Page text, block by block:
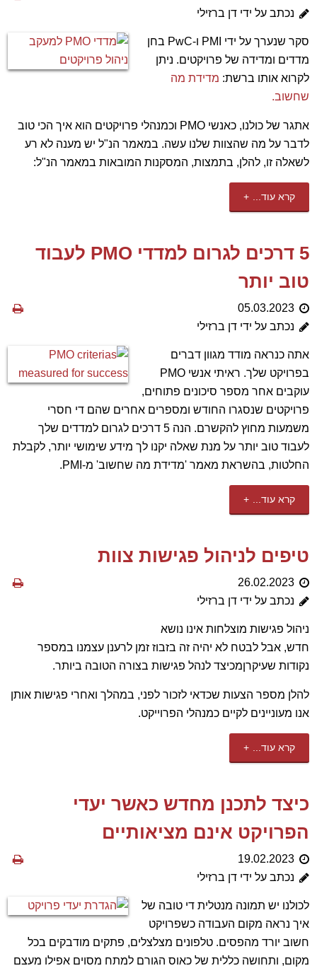
נכתב על ידי דן ברזילי
סקר שנערך על ידי PMI ו-PwC בחן
מדדים ומדידה של פרויקטים. ניתן
לקרוא אותו ברשת: מדידת מה
שחשוב.
אתגר של כולנו, כאנשי PMO וכמנהלי פרויקטים הוא איך הכי טוב
לדבר על מה שהצוות שלנו עשה. במאמר הנ"ל יש מענה לא רע
לשאלה זו, להלן, בתמצות, המסקנות המובאות במאמר הנ"ל:
קרא עוד...
5 דרכים לגרום למדדי PMO לעבוד
טוב יותר
05.03.2023
נכתב על ידי דן ברזילי
אתה כנראה מודד מגוון דברים
בפרויקט שלך. ראיתי אנשי PMO
עוקבים אחר מספר סיכונים פתוחים,
פרויקטים שנסגרו החודש ומספרים אחרים שהם די חסרי
משמעות מחוץ להקשרם. הנה 5 דרכים לגרום למדדים שלך
לעבוד טוב יותר על מנת שאלה יקנו לך מידע שימושי יותר, לקבלת
החלטות, בהשראת מאמר 'מדידת מה שחשוב' מ-PMI.
קרא עוד...
טיפים לניהול פגישות צוות
26.02.2023
נכתב על ידי דן ברזילי
ניהול פגישות מוצלחות אינו נושא
חדש, אבל לבטח לא יהיה זה בזבוז זמן לרענן עצמנו במספר
נקודות שעיקרןמכיצד לנהל פגישות בצורה הטובה ביותר.
להלן מספר הצעות שכדאי לזכור לפני, במהלך ואחרי פגישות אותן
אנו מעוניינים לקיים כמנהלי הפרוייקט.
קרא עוד...
כיצד לתכנן מחדש כאשר יעדי
הפרויקט אינם מציאותיים
19.02.2023
נכתב על ידי דן ברזילי
לכולנו יש תמונה מנטלית די טובה של
איך נראה מקום העבודה כשפרויקט
חשוב יורד מהפסים. טלפונים מצלצלים, פתקים מודבקים בכל
מקום, ותחושה כללית של כאוס הגורם למתח מסוים אפילו מעצם